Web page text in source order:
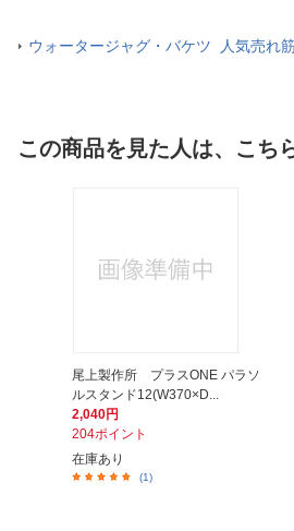
ウォータージャグ・バケツ 人気売れ
この商品を見た人は、こち
尾上製作所 プラスONE パラソ
ルスタンド12(W370×D...
2,040円
204ポイント
在庫あり
(1)